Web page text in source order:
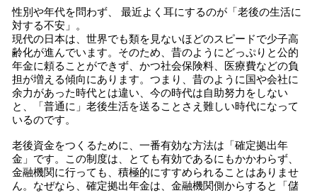
性別や年代を問わず、 最近よく耳にするのが「老後の生活に
対する不安」。
現代の日本は、世界でも類を見ないほどのスピードで少子高
齢化が進んでいます。そのため、昔のようにどっぷりと公的
年金に頼ることができず、かつ社会保険料、医療費などの負
担が増える傾向にあります。つまり、昔のように国や会社に
余力があった時代とは違い、今の時代は自助努力をしない
と、「普通に」老後生活を送ることさえ難しい時代になって
いるのです。
老後資金をつくるために、一番有効な方法は「確定拠出年
金」です。この制度は、とても有効であるにもかかわらず、
金融機関に行っても、積極的にすすめられることはありませ
ん。なぜなら、確定拠出年金は、金融機関側からすると「儲